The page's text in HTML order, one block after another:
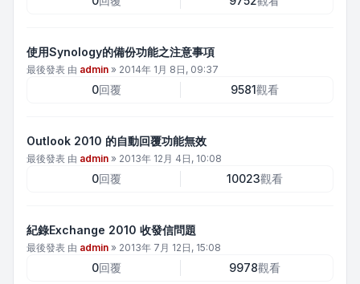
使用Synology的備份功能之注意事項
最後發表 由 admin » 2014年 1月 8日, 09:37
0回覆 9581觀看
Outlook 2010 的自動回覆功能無效
最後發表 由 admin » 2013年 12月 4日, 10:08
0回覆 10023觀看
紀錄Exchange 2010 收發信問題
最後發表 由 admin » 2013年 7月 12日, 15:08
0回覆 9978觀看